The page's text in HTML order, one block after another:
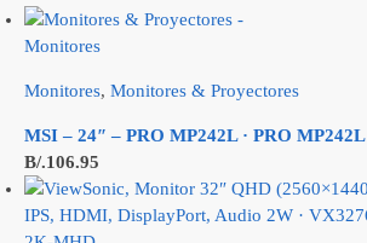
Monitores, Monitores & Proyectores
MSI – 24″ – PRO MP242L · PRO MP242L
B/.106.95